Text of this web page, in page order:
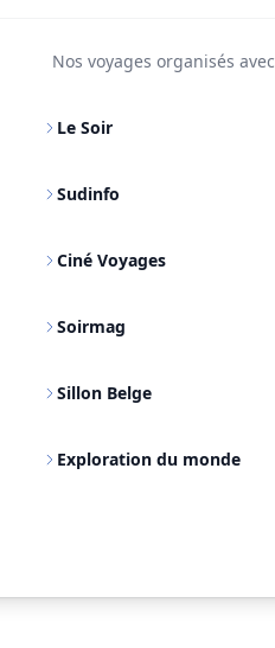
Nos voyages organisés avec
Le Soir
Sudinfo
Ciné Voyages
Soirmag
Sillon Belge
Exploration du monde